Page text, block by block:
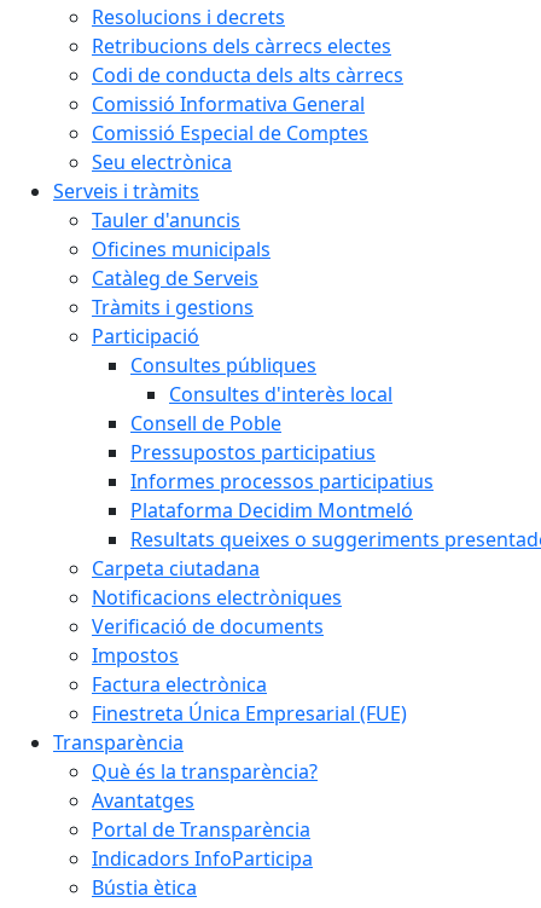
Resolucions i decrets
Retribucions dels càrrecs electes
Codi de conducta dels alts càrrecs
Comissió Informativa General
Comissió Especial de Comptes
Seu electrònica
Serveis i tràmits
Tauler d'anuncis
Oficines municipals
Catàleg de Serveis
Tràmits i gestions
Participació
Consultes públiques
Consultes d'interès local
Consell de Poble
Pressupostos participatius
Informes processos participatius
Plataforma Decidim Montmeló
Resultats queixes o suggeriments
Carpeta ciutadana
Notificacions electròniques
Verificació de documents
Impostos
Factura electrònica
Finestreta Única Empresarial (FUE)
Transparència
Què és la transparència?
Avantatges
Portal de Transparència
Indicadors InfoParticipa
Bústia ètica